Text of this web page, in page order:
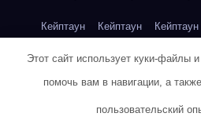
Кейптаун Кейптаун Кейптаун
Кейптаун Кейптаун Кейптаун
Этот сайт использует куки-файлы
помочь вам в навигации, а
пользовательский